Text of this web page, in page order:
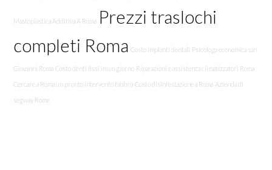
Mastoplastica Additiva A Roma Prezzi traslochi
completi Roma Costo impianti dentali Psicologa economica san
Giovanni Roma Costo denti fissi in un giorno Riparazioni e assistenza climatizzatori Roma
Cercare a Roma un pronto intervento fabbro Costo disinfestazione a Roma Azienda di
segway Rome